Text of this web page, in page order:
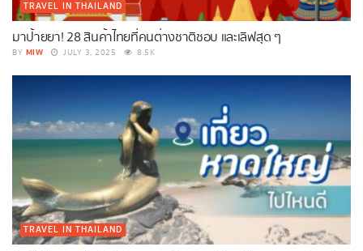
TRAVEL IN THAILAND
มาป้ายยา! 28 สินค้าไทยที่คนต่างชาติชอบ และเลิฟสุด ๆ
BY MIW JULY 3, 2025 8.5K
TRAVEL IN THAILAND